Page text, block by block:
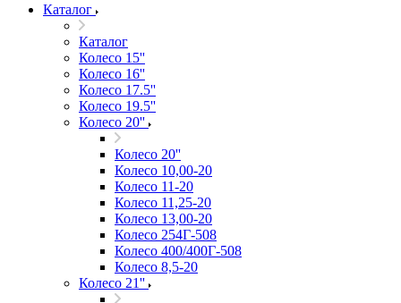
Каталог
Каталог
Колесо 15''
Колесо 16''
Колесо 17.5''
Колесо 19.5''
Колесо 20''
Колесо 20''
Колесо 10,00-20
Колесо 11-20
Колесо 11,25-20
Колесо 13,00-20
Колесо 254Г-508
Колесо 400/400Г-508
Колесо 8,5-20
Колесо 21''